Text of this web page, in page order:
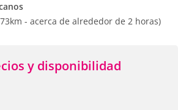
73km - acerca de alrededor de 2 horas)
y disponibilidad